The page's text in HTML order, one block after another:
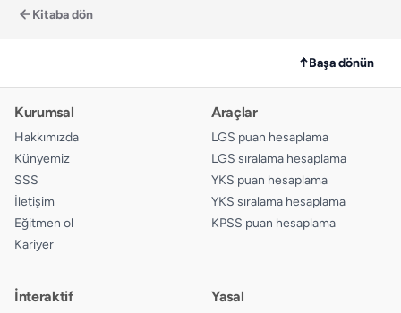
Kitaba dön
↑Başa dönün
Kurumsal
Hakkımızda
Künyemiz
SSS
İletişim
Eğitmen ol
Kariyer
Araçlar
LGS puan hesaplama
LGS sıralama hesaplama
YKS puan hesaplama
YKS sıralama hesaplama
KPSS puan hesaplama
İnteraktif Yasal